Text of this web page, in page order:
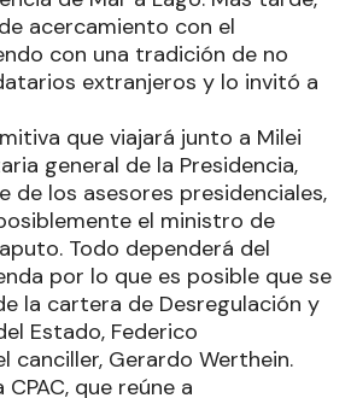
acercamiento con el
con una tradición de no
extranjeros y lo invitó a
que viajará junto a Milei
general de la Presidencia,
de los asesores presidenciales,
el ministro de
Todo dependerá del
por lo que es posible que se
la cartera de Desregulación y
Estado, Federico
canciller, Gerardo Werthein.
que reúne a